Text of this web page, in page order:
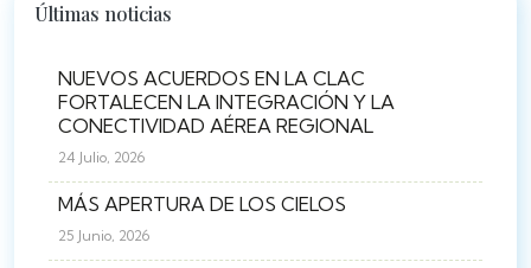
Últimas noticias
NUEVOS ACUERDOS EN LA CLAC
FORTALECEN LA INTEGRACIÓN Y LA
CONECTIVIDAD AÉREA REGIONAL
24 Julio, 2026
MÁS APERTURA DE LOS CIELOS
25 Junio, 2026